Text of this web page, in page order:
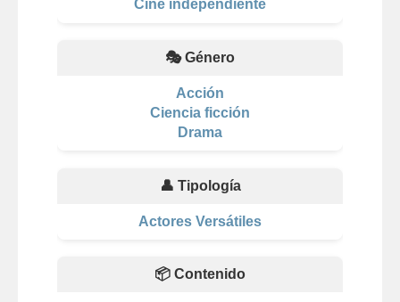
Cine independiente
🎭 Género
Acción
Ciencia ficción
Drama
👤 Tipología
Actores Versátiles
📦 Contenido